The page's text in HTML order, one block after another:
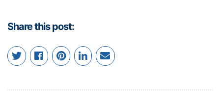
Share this post: